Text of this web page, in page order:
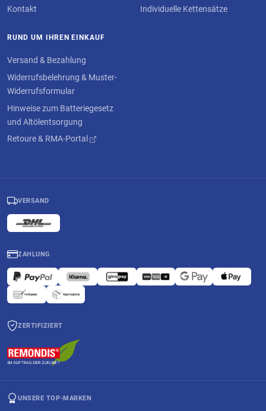
Kontakt
Individuelle Kettensätze
RUND UM IHREN EINKAUF
Versand & Bezahlung
Widerrufsbelehrung & Muster-
Widerrufsformular
Hinweise zum Batteriegesetz
und Altölentsorgung
Retoure & RMA-Portal
VERSAND
ZAHLUNG
ZERTIFIZIERT
UNSERE TOP-MARKEN